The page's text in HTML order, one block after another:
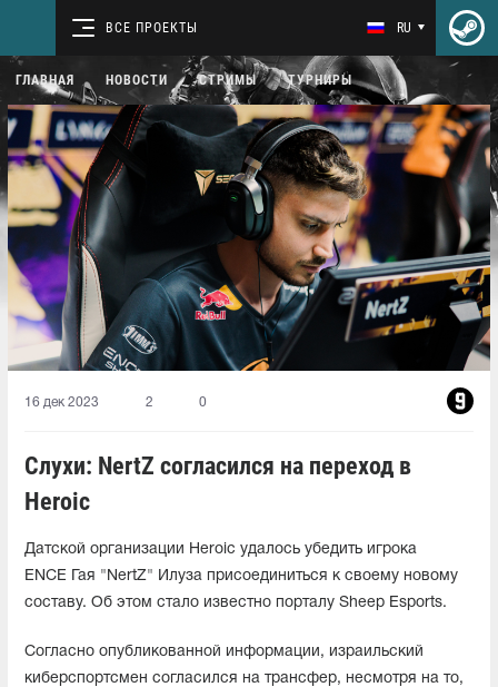
ВСЕ ПРОЕКТЫ RU
ГЛАВНАЯ НОВОСТИ СТРИМЫ ТУРНИРЫ
16 дек 2023 2 0
Слухи: NertZ согласился на переход в
Heroic
Датской организации Heroic удалось убедить игрока
ENCE Гая "NertZ" Илуза присоединиться к своему новому
составу. Об этом стало известно порталу Sheep Esports.
Согласно опубликованной информации, израильский
киберспортсмен согласился на трансфер, несмотря на то,